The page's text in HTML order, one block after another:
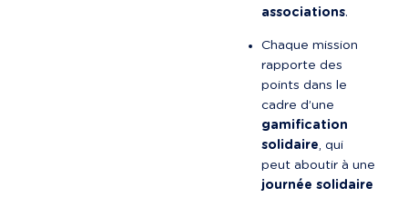
associations.
Chaque mission
rapporte des
points dans le
cadre d’une
gamification
solidaire, qui
peut aboutir à une
journée solidaire